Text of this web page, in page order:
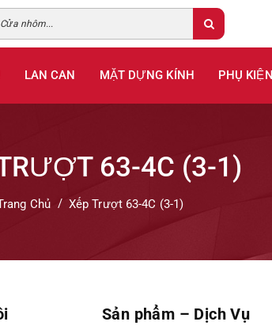
LAN CAN MẶT DỰNG KÍNH PHỤ KIỆN
63-4C (3-1)
Chủ Xếp Trượt 63-4C (3-1)
Sản phẩm – Dịch Vụ